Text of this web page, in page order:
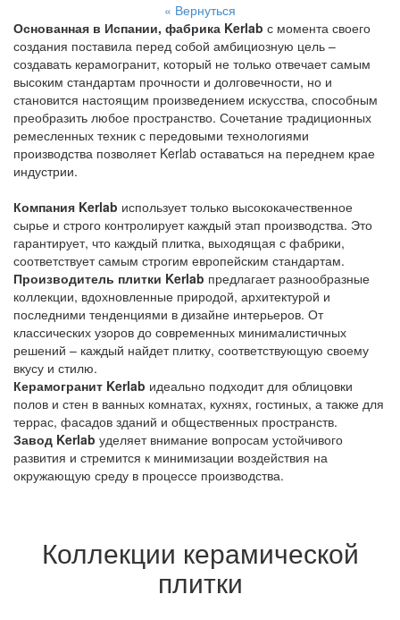
« Вернуться
Основанная в Испании, фабрика Kerlab с момента своего
создания поставила перед собой амбициозную цель –
создавать керамогранит, который не только отвечает самым
высоким стандартам прочности и долговечности, но и
становится настоящим произведением искусства, способным
преобразить любое пространство. Сочетание традиционных
ремесленных техник с передовыми технологиями
производства позволяет Kerlab оставаться на переднем крае
индустрии.
Компания Kerlab использует только высококачественное
сырье и строго контролирует каждый этап производства. Это
гарантирует, что каждый плитка, выходящая с фабрики,
соответствует самым строгим европейским стандартам.
Производитель плитки Kerlab предлагает разнообразные
коллекции, вдохновленные природой, архитектурой и
последними тенденциями в дизайне интерьеров. От
классических узоров до современных минималистичных
решений – каждый найдет плитку, соответствующую своему
вкусу и стилю.
Керамогранит Kerlab идеально подходит для облицовки
полов и стен в ванных комнатах, кухнях, гостиных, а также для
террас, фасадов зданий и общественных пространств.
Завод Kerlab уделяет внимание вопросам устойчивого
развития и стремится к минимизации воздействия на
окружающую среду в процессе производства.
Коллекции керамической
плитки